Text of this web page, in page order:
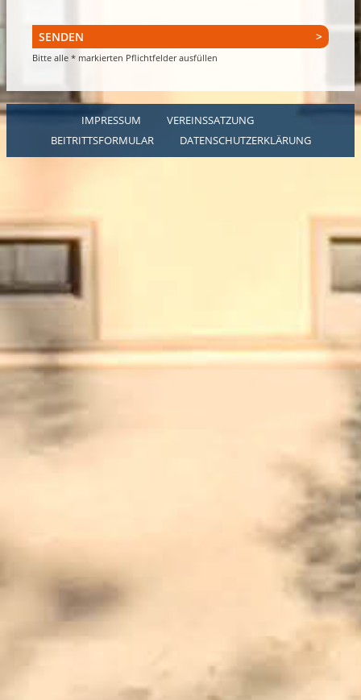
SENDEN
Bitte alle * markierten Pflichtfelder ausfüllen
IMPRESSUM
VEREINSSATZUNG
BEITRITTSFORMULAR
DATENSCHUTZERKLÄRUNG